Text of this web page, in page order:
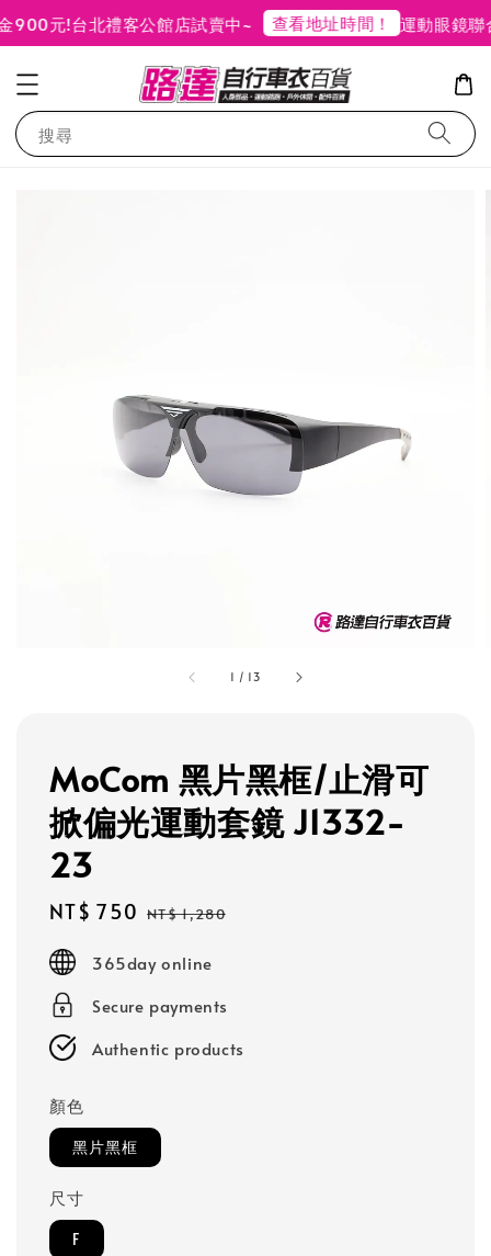
元!台北禮客公館店試賣中~ 查看地址時間！ 運動眼鏡聯
搜尋
1 / 13
MoCom 黑片黑框/止滑可
掀偏光運動套鏡 J1332-
23
Sale
NT$ 750 Regular
NT$ 1,280
365day online
Secure payments
Authentic products
顏色
黑片黑框
尺寸
F